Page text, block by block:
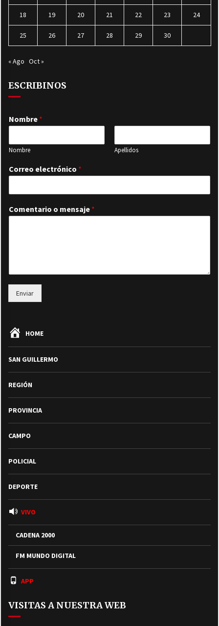
18 19 20 21 22 23 24
25 26 27 28 29 30
« Ago Oct »
ESCRIBINOS
Nombre *
Nombre Apellidos
Correo electrónico *
Comentario o mensaje *
Enviar
HOME
SAN GUILLERMO
REGIÓN
PROVINCIA
CAMPO
POLICIAL
DEPORTE
VIVO
CADENA 2000
FM MUNDO DIGITAL
APP
VISITAS A NUESTRA WEB